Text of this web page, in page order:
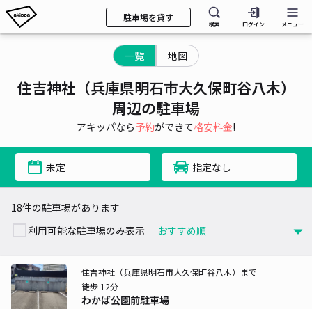
駐車場を貸す
検索 ログイン メニュー
一覧 地図
住吉神社（兵庫県明石市大久保町谷八木）
周辺の駐車場
アキッパなら予約ができて格安料金!
未定 指定なし
18件の駐車場があります
利用可能な駐車場のみ表示
わかば公園前駐車場
住吉神社（兵庫県明石市大久保町谷八木）まで
徒歩 12分